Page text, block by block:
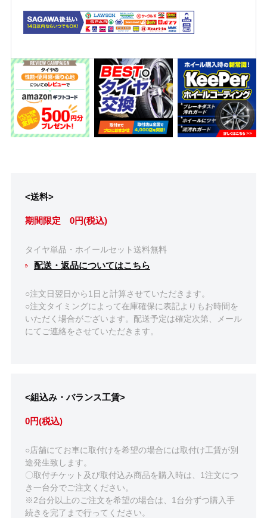
<送料>
期間限定 0円(税込)
タイヤ単品・ホイールセット送料無料
配送・返品についてはこちら
○注文日翌日から1日と計算させていただきます。
○注文タイミングによって在庫確保に表記よりもお時間を
いただく場合がございます。配送予定は確定次第、メール
にてご連絡をさせていただきます。
<組込み・バランス工賃>
0円(税込)
○店舗にてお車に取付けを希望の場合には取付け工賃が別
途発生致します。
〇取付チケット及び取付込み商品を購入時は、1注文につ
き一台分でご注文ください。
※2台分以上のご注文を希望の場合は、1台分ずつ購入手
続きを完了まで行ってください。